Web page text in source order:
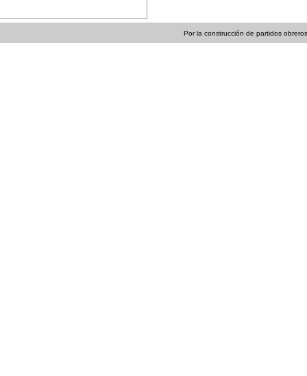
Por la construcción de partidos